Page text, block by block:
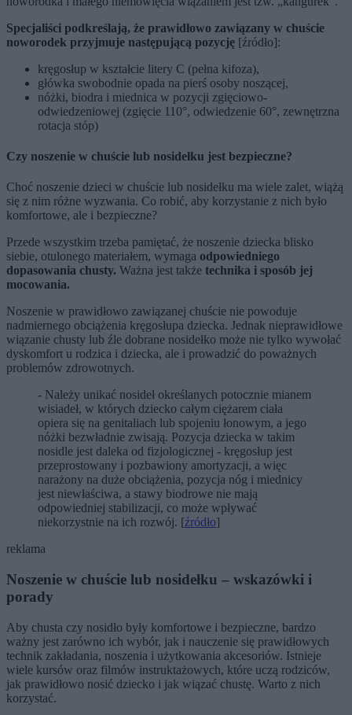
Specjaliści podkreślają, że prawidłowo zawiązany w chuście
noworodek przyjmuje następującą pozycję [źródło]:
kręgosłup w kształcie litery C (pełna kifoza),
główka swobodnie opada na pierś osoby noszącej,
nóżki, biodra i miednica w pozycji zgięciowo-
odwiedzeniowej (zgięcie 110°, odwiedzenie 60°, zewnętrzna
rotacja stóp)
Czy noszenie w chuście lub nosidełku jest bezpieczne?
Choć noszenie dzieci w chuście lub nosidełku ma wiele zalet, wiążą
się z nim różne wyzwania. Co robić, aby korzystanie z nich było
komfortowe, ale i bezpieczne?
Przede wszystkim trzeba pamiętać, że noszenie dziecka blisko
siebie, otulonego materiałem, wymaga odpowiedniego
dopasowania chusty. Ważna jest także technika i sposób jej
mocowania.
Noszenie w prawidłowo zawiązanej chuście nie powoduje
nadmiernego obciążenia kręgosłupa dziecka. Jednak nieprawidłowe
wiązanie chusty lub źle dobrane nosidełko może nie tylko wywołać
dyskomfort u rodzica i dziecka, ale i prowadzić do poważnych
problemów zdrowotnych.
- Należy unikać nosideł określanych potocznie mianem
wisiadeł, w których dziecko całym ciężarem ciała
opiera się na genitaliach lub spojeniu łonowym, a jego
nóżki bezwładnie zwisają. Pozycja dziecka w takim
nosidle jest daleka od fizjologicznej - kręgosłup jest
przeprostowany i pozbawiony amortyzacji, a więc
narażony na duże obciążenia, pozycja nóg i miednicy
jest niewłaściwa, a stawy biodrowe nie mają
odpowiedniej stabilizacji, co może wpływać
niekorzystnie na ich rozwój. [źródło]
reklama
Noszenie w chuście lub nosidełku – wskazówki i
porady
Aby chusta czy nosidło były komfortowe i bezpieczne, bardzo
ważny jest zarówno ich wybór, jak i nauczenie się prawidłowych
technik zakładania, noszenia i użytkowania akcesoriów. Istnieje
wiele kursów oraz filmów instruktażowych, które uczą rodziców,
jak prawidłowo nosić dziecko i jak wiązać chustę. Warto z nich
korzystać.